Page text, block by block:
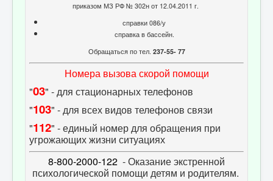
приказом МЗ РФ № 302н от 12.04.2011 г.
справки 086/у
справка в бассейн.
Обращаться по тел. 237-55- 77
Номера вызова скорой помощи
"03" - для стационарных телефонов
"103" - для всех видов телефонов связи
"112" - единый номер для обращения при
угрожающих жизни ситуациях
8-800-2000-122 - Оказание экстренной
психологической помощи детям и родителям.